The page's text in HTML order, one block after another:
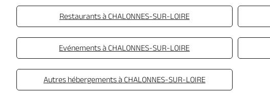
Restaurants à CHALONNES-SUR-LOIRE
Evénements à CHALONNES-SUR-LOIRE
Autres hébergements à CHALONNES-SUR-LOIRE